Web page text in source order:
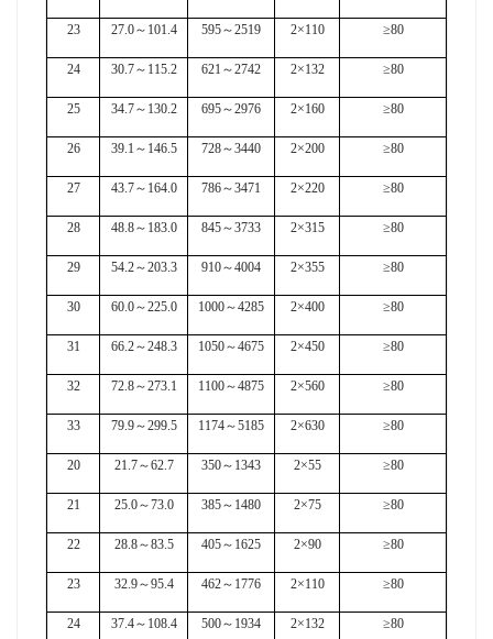
23 27.0～ 101.4 595～2519 2×110 ≥80
24 30.7～ 115.2 621 ～2742 2×132 ≥80
25 34.7～ 130.2 695～2976 2×160 ≥80
26 39.1 ～ 146.5 728～3440 2×200 ≥80
27 43.7～ 164.0 786～3471 2×220 ≥80
28 48.8～ 183.0 845～3733 2×315 ≥80
29 54.2～203.3 910～4004 2×355 ≥80
30 60.0～225.0 1000～4285 2×400 ≥80
31 66.2～248.3 1050～4675 2×450 ≥80
32 72.8～273.1 1100～4875 2×560 ≥80
33 79.9～299.5 1174～5185 2×630 ≥80
20 21.7～62.7 350～ 1343 2×55 ≥80
21 25.0～73.0 385～ 1480 2×75 ≥80
22 28.8～83.5 405～ 1625 2×90 ≥80
23 32.9～95.4 462～ 1776 2×110 ≥80
24 37.4～ 108.4 500～ 1934 2×132 ≥80